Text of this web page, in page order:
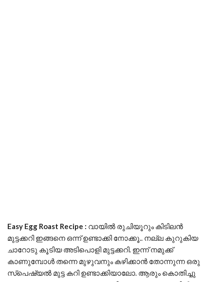
Easy Egg Roast Recipe : വായിൽ രുചിയൂറും കിടിലൻ
മുട്ടക്കറി ഇങ്ങനെ ഒന്ന് ഉണ്ടാക്കി നോക്കൂ.. നല്ല കുറുകിയ
ചാറോടു കൂടിയ അടിപൊളി മുട്ടക്കറി. ഇന്ന് നമുക്ക്
കാണുമ്പോൾ തന്നെ മുഴുവനും കഴിക്കാൻ തോന്നുന്ന ഒരു
സ്പെഷ്യൽ മുട്ട കറി ഉണ്ടാക്കിയാലോ. ആരും കൊതിച്ചു